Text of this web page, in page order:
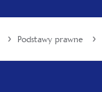
› Podstawy prawne ›